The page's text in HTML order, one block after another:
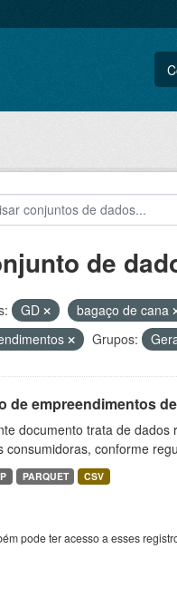
de
GD bagaço de cana
Grupos:
de empreendimentos
documento trata de
consumidoras, conforme
PARQUET CSV
pode ter acesso a esses